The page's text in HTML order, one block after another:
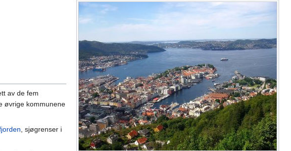
av de fem
øvrige kommunene
, sjøgrenser i